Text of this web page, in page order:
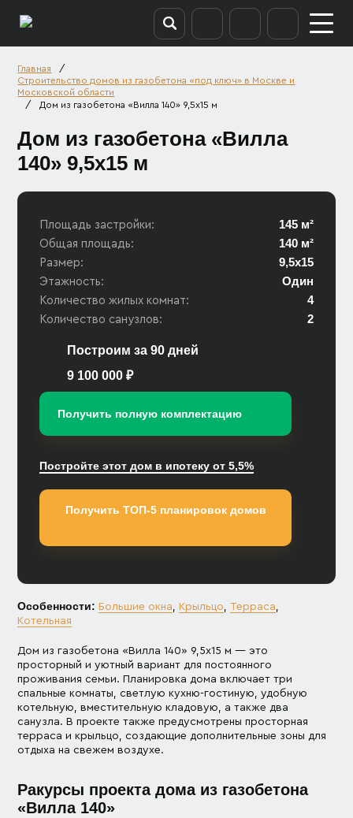
Главная
/
Строительство домов из газобетона «под ключ» в Москве и
Московской области
/
Дом из газобетона «Вилла 140» 9,5х15 м
Дом из газобетона «Вилла
140» 9,5х15 м
Площадь застройки: 145 м²
Общая площадь: 140 м²
Размер: 9,5х15
Этажность: Один
Количество жилых комнат: 4
Количество санузлов: 2
Построим за 90 дней
9 100 000 ₽
Получить полную комплектацию
Постройте этот дом в ипотеку от 5,5%
Получить ТОП-5 планировок домов
Особенности: Большие окна, Крыльцо,Терраса,
Котельная
Дом из газобетона «Вилла 140» 9,5х15 м — это
просторный и уютный вариант для постоянного
проживания семьи. Планировка дома включает три
спальные комнаты, светлую кухню-гостиную, удобную
котельную, вместительную кладовую, а также два
санузла. В проекте также предусмотрены просторная
терраса и крыльцо, создающие дополнительные зоны для
отдыха на свежем воздухе.
Ракурсы проекта дома из газобетона
«Вилла 140»